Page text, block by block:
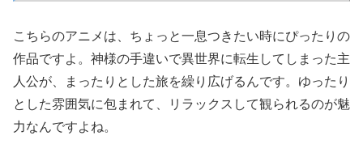
こちらのアニメは、ちょっと一息つきたい時にぴったりの
作品ですよ。神様の手違いで異世界に転生してしまった主
人公が、まったりとした旅を繰り広げるんです。ゆったり
とした雰囲気に包まれて、リラックスして観られるのが魅
力なんですよね。